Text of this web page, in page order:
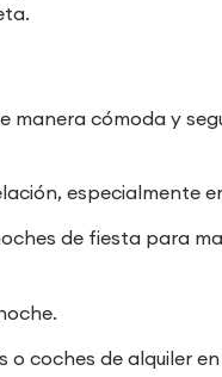
manera cómoda y
especialmente
de fiesta para
coches de alquiler